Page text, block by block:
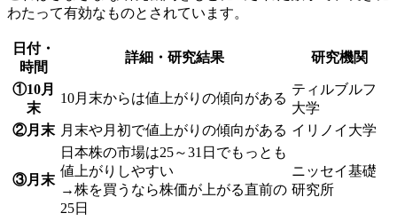
わたって有効なものとされています。
日付・
時間
詳細・研究結果 研究機関
①10月
末
10月末からは値上がりの傾向がある
ティルブルフ
大学
②月末 月末や月初で値上がりの傾向がある イリノイ大学
③月末
日本株の市場は25～31日でもっとも
値上がりしやすい
→株を買うなら株価が上がる直前の
25日
ニッセイ基礎
研究所